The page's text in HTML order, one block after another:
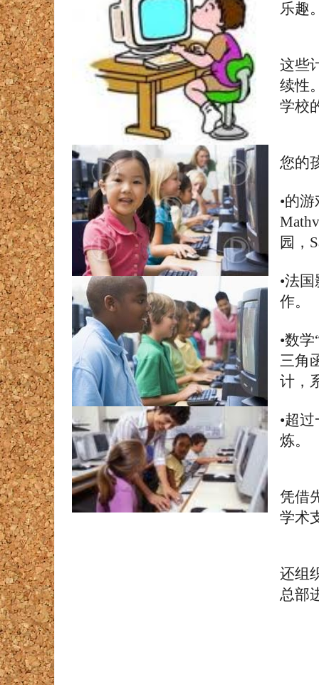
乐趣
这些
续性
学校
您的
•的游
园，
•法国
作。
•数学
三角
计 ，
•超过
炼。
凭借
学术
还组
总部